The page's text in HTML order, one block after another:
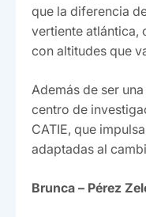
que la diferencia
vertiente atlántica,
con altitudes que
Además de ser
centro de
CATIE, que
adaptadas al
Brunca – Pérez